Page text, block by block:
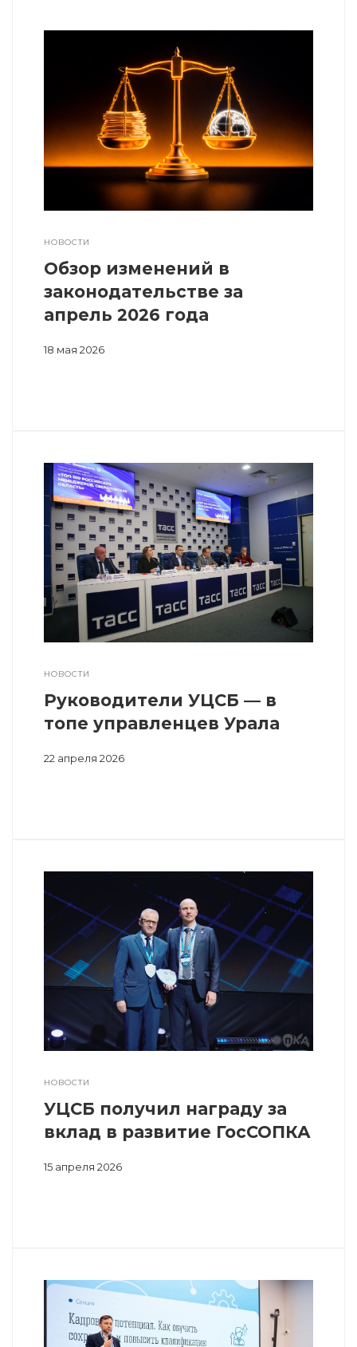
НОВОСТИ
Обзор изменений в
законодательстве за
апрель 2026 года
18 мая 2026
НОВОСТИ
Руководители УЦСБ — в
топе управленцев Урала
22 апреля 2026
НОВОСТИ
УЦСБ получил награду за
вклад в развитие ГосСОПКА
15 апреля 2026